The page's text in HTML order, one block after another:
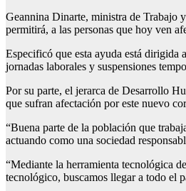
Geannina Dinarte, ministra de Trabajo
permitirá, a las personas que hoy ven
Especificó que esta ayuda está dirigida
jornadas laborales y suspensiones
Por su parte, el jerarca de Desarrollo
que sufran afectación por este nuevo
“Buena parte de la población que
actuando como una sociedad
“Mediante la herramienta tecnológica
tecnológico, buscamos llegar a todo el